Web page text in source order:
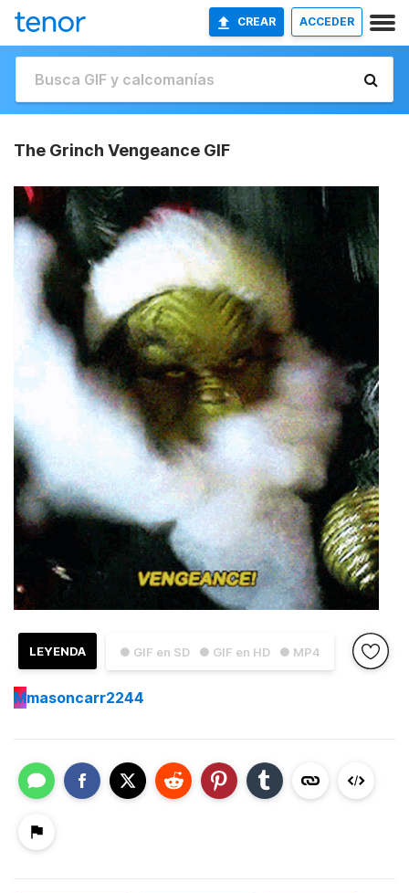
CREAR ACCEDER
The Grinch Vengeance GIF
● GIF en SD ● GIF en HD ● MP4
LEYENDA
Mmasoncarr2244